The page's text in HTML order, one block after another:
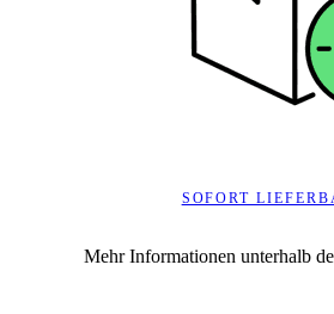
SOFORT
Mehr Informationen unterhalb